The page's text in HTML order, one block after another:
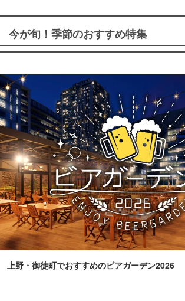
今が旬！季節のおすすめ特集
上野・御徒町でおすすめのビアガーデン2026